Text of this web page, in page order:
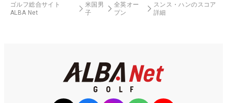
ゴルフ総合サイト
ALBA Net
米国男
子
全英オー
プン
スンス・ハンのスコア
詳細